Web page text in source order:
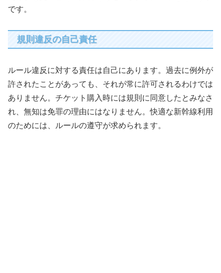
です。
規則違反の自己責任
ルール違反に対する責任は自己にあります。過去に例外が
許されたことがあっても、それが常に許可されるわけでは
ありません。チケット購入時には規則に同意したとみなさ
れ、無知は免罪の理由にはなりません。快適な新幹線利用
のためには、ルールの遵守が求められます。